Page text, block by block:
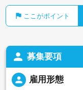
flag ここがポイント
person 募集要項
person 雇用形態